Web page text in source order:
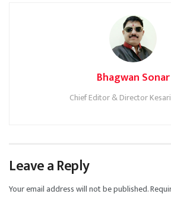
Bhagwan Sonar
Chief Editor & Director
Leave a Reply
Your email address will not be published.